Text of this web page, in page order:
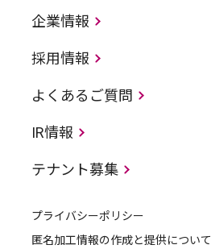
企業情報
採用情報
よくあるご質問
IR情報
テナント募集
プライバシーポリシー
匿名加工情報の作成と提供について